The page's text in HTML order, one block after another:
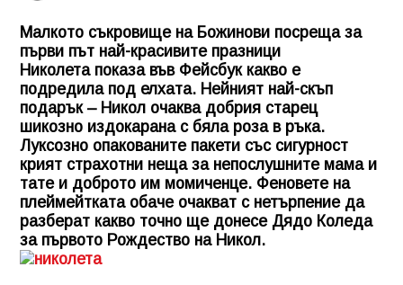
Малкото съкровище на Божинови посреща за
първи път най-красивите празници
Николета показа във Фейсбук какво е
подредила под елхата. Нейният най-скъп
подарък – Никол очаква добрия старец
шикозно издокарана с бяла роза в ръка.
Луксозно опакованите пакети със сигурност
крият страхотни неща за непослушните мама и
тате и доброто им момиченце. Феновете на
плеймейтката обаче очакват с нетърпение да
разберат какво точно ще донесе Дядо Коледа
за първото Рождество на Никол.